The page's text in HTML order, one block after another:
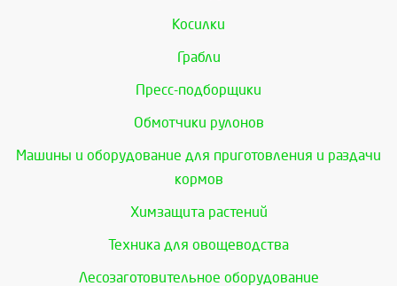
Косилки
Грабли
Пресс-подборщики
Обмотчики рулонов
Машины и оборудование для приготовления и раздачи
кормов
Химзащита растений
Техника для овощеводства
Лесозаготовительное оборудование